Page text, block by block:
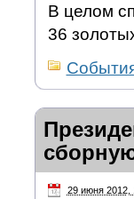
В целом
36
29 июня 2012,